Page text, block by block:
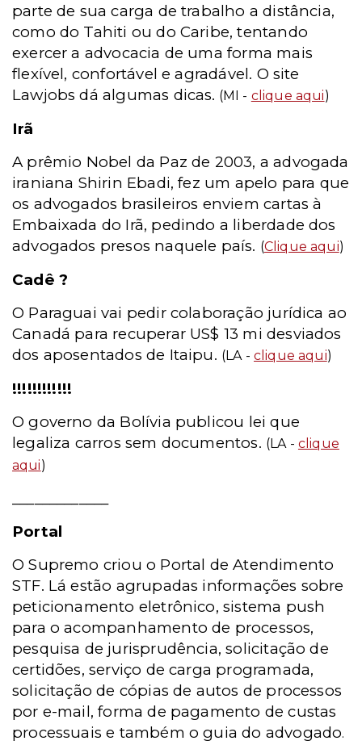
parte de sua carga de trabalho a distância,
como do Tahiti ou do Caribe, tentando
exercer a advocacia de uma forma mais
flexível, confortável e agradável. O site
Lawjobs dá algumas dicas. (MI - clique aqui)
Irã
A prêmio Nobel da Paz de 2003, a advogada
iraniana Shirin Ebadi, fez um apelo para que
os advogados brasileiros enviem cartas à
Embaixada do Irã, pedindo a liberdade dos
advogados presos naquele país. (Clique aqui)
Cadê ?
O Paraguai vai pedir colaboração jurídica ao
Canadá para recuperar US$ 13 mi desviados
dos aposentados de Itaipu. (LA -clique aqui)
!!!!!!!!!!!!
O governo da Bolívia publicou lei que
legaliza carros sem documentos. (LA - clique
aqui)
Portal
O Supremo criou o Portal de Atendimento
STF. Lá estão agrupadas informações sobre
peticionamento eletrônico, sistema push
para o acompanhamento de processos,
pesquisa de jurisprudência, solicitação de
certidões, serviço de carga programada,
solicitação de cópias de autos de processos
por e-mail, forma de pagamento de custas
processuais e também o guia do advogado.